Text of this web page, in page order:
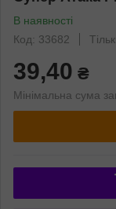
В наявності
Код: 33682
39,40 ₴
Мінімальна сума